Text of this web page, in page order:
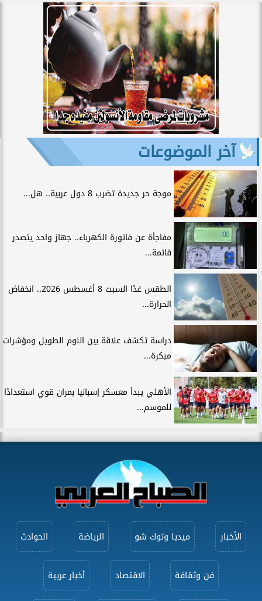
آخر الموضوعات
موجة حر جديدة تضرب 8 دول عربية.. هل...
مفاجأة عن فاتورة الكهرباء.. جهاز واحد يتصدر
قائمة...
الطقس غدًا السبت 8 أغسطس 2026.. انخفاض
الحرارة...
دراسة تكشف علاقة بين النوم الطويل ومؤشرات
مبكرة...
الأهلي يبدأ معسكر إسبانيا بمران قوي استعدادًا
للموسم...
الأخبار ميديا وتوك شو الرياضة الحوادث
فن وثقافة الاقتصاد أخبار عربية